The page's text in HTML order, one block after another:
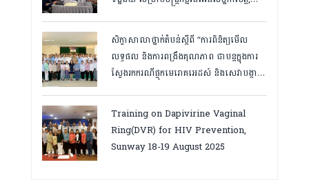
សិក្ខាសាលាថ្នាក់តំបន់ស្តីពី “ការពិនិត្យមើល
លទ្ធផល និងការពង្រឹងគុណភាព ជាបន្តក្នុងការ
ស្វែងរកករណីផ្ទុកមេរោគអេដស៍ និងសេវាបង្ការ
សម្រេចគោលដៅ ៩៥-៩៥-៩៥”, តាកែវ
ថ្ងៃទី១២-១៣ សីហា ២០២៥
Training on Dapivirine Vaginal
Ring(DVR) for HIV Prevention,
Sunway 18-19 August 2025